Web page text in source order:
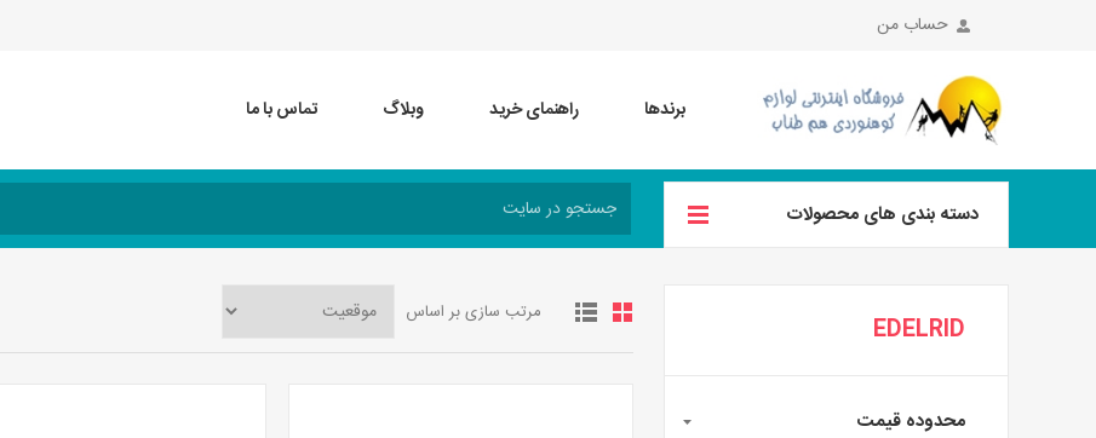
حساب من
برندها راهنمای خرید وبلاگ تماس با ما
دسته بندی های محصولات
مرتب سازی بر اساس EDELRID
محدوده قیمت